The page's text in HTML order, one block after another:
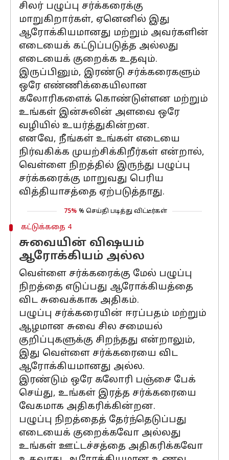
சிலர் பழுப்பு சர்க்கரைக்கு
மாறுகிறார்கள், ஏனெனில் இது
ஆரோக்கியமானது மற்றும் அவர்களின்
எடையைக் கட்டுப்படுத்த அல்லது
எடையைக் குறைக்க உதவும்.
இருப்பினும், இரண்டு சர்க்கரைகளும்
ஒரே எண்ணிக்கையிலான
கலோரிகளைக் கொண்டுள்ளன மற்றும்
உங்கள் இன்சுலின் அளவை ஒரே
வழியில் உயர்த்துகின்றன.
எனவே, நீங்கள் உங்கள் எடையை
நிர்வகிக்க முயற்சிக்கிறீர்கள் என்றால்,
வெள்ளை நிறத்தில் இருந்து பழுப்பு
சர்க்கரைக்கு மாறுவது பெரிய
வித்தியாசத்தை ஏற்படுத்தாது.
75% % செய்தி படித்து விட்டீர்கள்
கட்டுக்கதை 4
சுவையின் விஷயம்
ஆரோக்கியம் அல்ல
வெள்ளை சர்க்கரைக்கு மேல் பழுப்பு
நிறத்தை எடுப்பது ஆரோக்கியத்தை
விட சுவைக்காக அதிகம்.
பழுப்பு சர்க்கரையின் ஈரப்பதம் மற்றும்
ஆழமான சுவை சில சமையல்
குறிப்புகளுக்கு சிறந்தது என்றாலும்,
இது வெள்ளை சர்க்கரையை விட
ஆரோக்கியமானது அல்ல.
இரண்டும் ஒரே கலோரி பஞ்சை பேக்
செய்து, உங்கள் இரத்த சர்க்கரையை
வேகமாக அதிகரிக்கின்றன.
பழுப்பு நிறத்தைத் தேர்ந்தெடுப்பது
எடையைக் குறைக்கவோ அல்லது
உங்கள் ஊட்டச்சத்தை அதிகரிக்கவோ